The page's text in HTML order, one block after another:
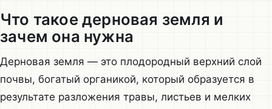
Что такое дерновая земля и
зачем она нужна
Дерновая земля — это плодородный верхний слой
почвы, богатый органикой, который образуется в
результате разложения травы, листьев и мелких